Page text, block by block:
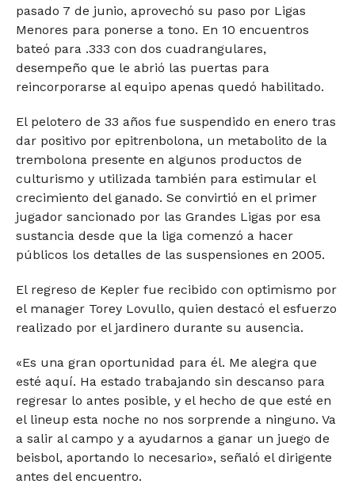
pasado 7 de junio, aprovechó su paso por Ligas
Menores para ponerse a tono. En 10 encuentros
bateó para .333 con dos cuadrangulares,
desempeño que le abrió las puertas para
reincorporarse al equipo apenas quedó habilitado.
El pelotero de 33 años fue suspendido en enero tras
dar positivo por epitrenbolona, un metabolito de la
trembolona presente en algunos productos de
culturismo y utilizada también para estimular el
crecimiento del ganado. Se convirtió en el primer
jugador sancionado por las Grandes Ligas por esa
sustancia desde que la liga comenzó a hacer
públicos los detalles de las suspensiones en 2005.
El regreso de Kepler fue recibido con optimismo por
el manager Torey Lovullo, quien destacó el esfuerzo
realizado por el jardinero durante su ausencia.
«Es una gran oportunidad para él. Me alegra que
esté aquí. Ha estado trabajando sin descanso para
regresar lo antes posible, y el hecho de que esté en
el lineup esta noche no nos sorprende a ninguno. Va
a salir al campo y a ayudarnos a ganar un juego de
beisbol, aportando lo necesario», señaló el dirigente
antes del encuentro.